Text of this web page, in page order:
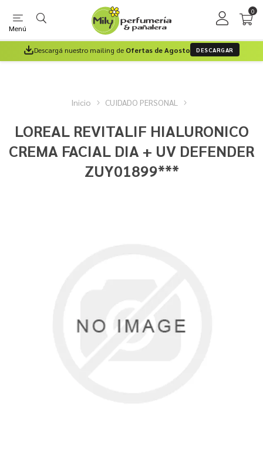
Menú
0
Descargá nuestro mailing de Ofertas de Agosto DESCARGAR
Inicio CUIDADO PERSONAL
LOREAL REVITALIF HIALURONICO
CREMA FACIAL DIA + UV DEFENDER
ZUY01899***